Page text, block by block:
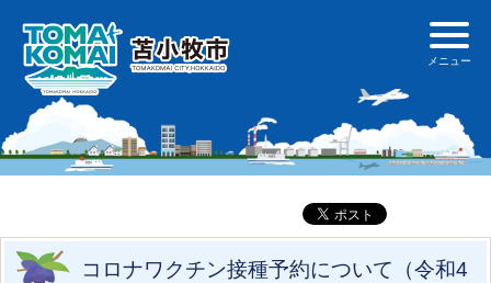
コロナワクチン接種予約について（令和4